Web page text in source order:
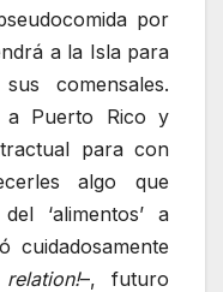
por
a la Isla para
comensales.
a Puerto Rico y
para con
algo que
‘alimentos’ a
cuidadosamente
–, futuro